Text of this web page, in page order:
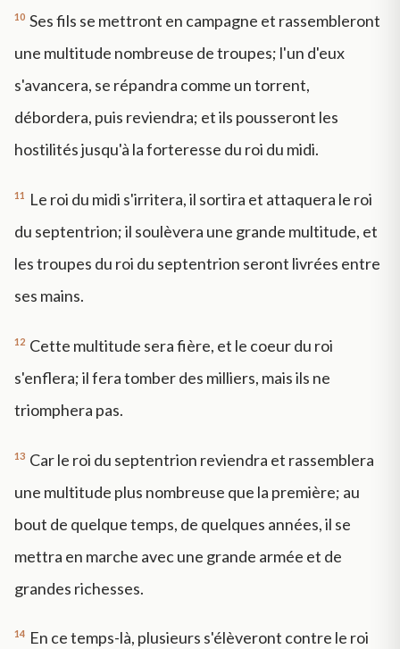
10 Ses fils se mettront en campagne et rassembleront
une multitude nombreuse de troupes; l'un d'eux
s'avancera, se répandra comme un torrent,
débordera, puis reviendra; et ils pousseront les
hostilités jusqu'à la forteresse du roi du midi.
11
Le roi du midi s'irritera, il sortira et attaquera le roi
du septentrion; il soulèvera une grande multitude, et
les troupes du roi du septentrion seront livrées entre
ses mains.
12 Cette multitude sera fière, et le coeur du roi
s'enflera; il fera tomber des milliers, mais ils ne
triomphera pas.
13 Car le roi du septentrion reviendra et rassemblera
une multitude plus nombreuse que la première; au
bout de quelque temps, de quelques années, il se
mettra en marche avec une grande armée et de
grandes richesses.
14 En ce temps-là, plusieurs s'élèveront contre le roi